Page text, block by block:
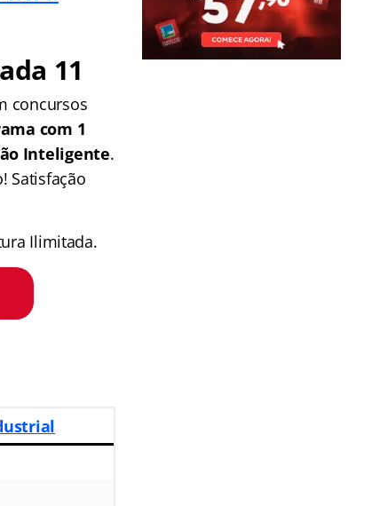
11
concursos
com 1
Inteligente.
Satisfação
Ilimitada.